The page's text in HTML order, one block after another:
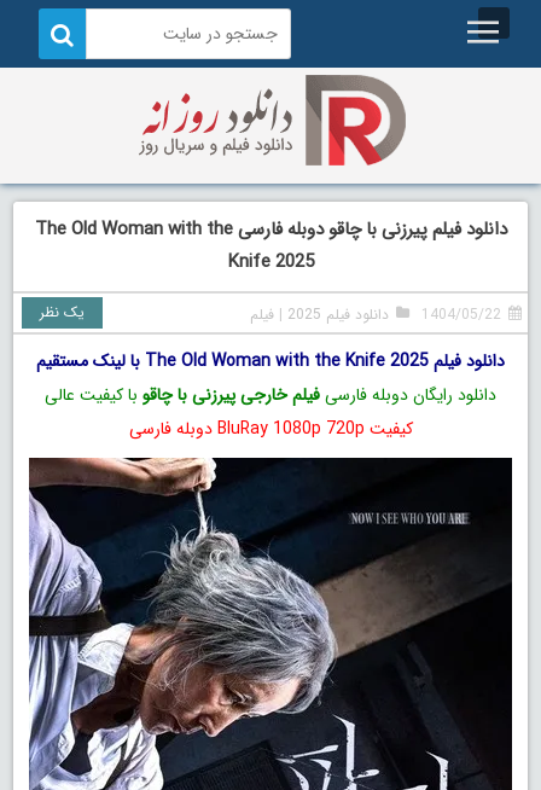
دانلود فیلم پیرزنی با چاقو دوبله فارسی The Old Woman with the
Knife 2025
1404/05/22 دانلود فیلم 2025 |فیلم یک نظر
دانلود فیلم The Old Woman with the Knife 2025 با لینک مستقیم
دانلود رایگان دوبله فارسیفیلم خارجی پیرزنی با چاقو با کیفیت عالی
کیفیت BluRay 1080p 720p دوبله فارسی